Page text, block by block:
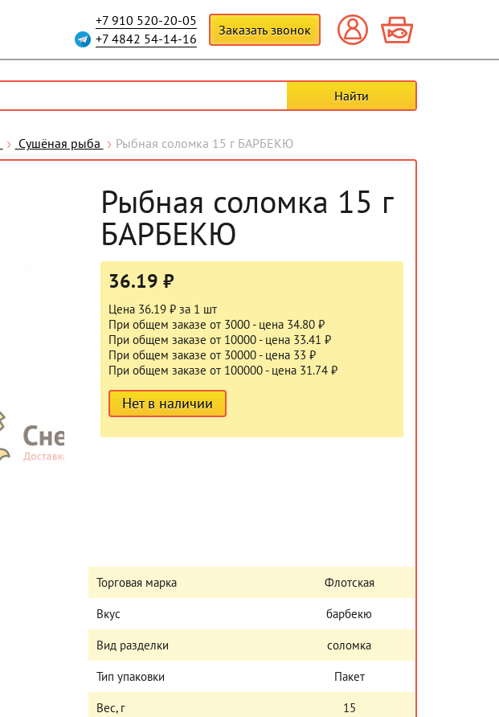
+7 910 520-20-05
+7 4842 54-14-16
Заказать звонок
Сушёная рыба Рыбная соломка 15 г БАРБЕКЮ
Рыбная соломка 15 г
БАРБЕКЮ
36.19 ₽
Цена 36.19 ₽ за 1 шт
При общем заказе от 3000 - цена 34.80 ₽
При общем заказе от 10000 - цена 33.41 ₽
При общем заказе от 30000 - цена 33 ₽
При общем заказе от 100000 - цена 31.74 ₽
Нет в наличии
Торговая марка Флотская
Вкус барбекю
Вид разделки соломка
Тип упаковки Пакет
Вес, г 15